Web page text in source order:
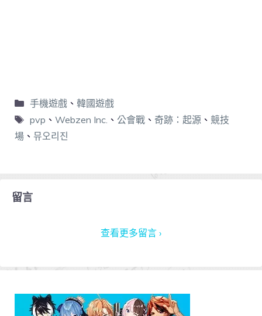
手機遊戲、 韓國遊戲
pvp 、 Webzen Inc. 、 公會戰、 奇跡：起源、 競技
場 、 뮤오리진
留言
查看更多留言 ›